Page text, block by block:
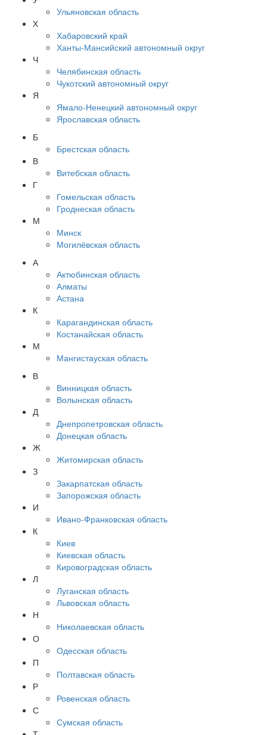
Ульяновская область
Х
Хабаровский край
Ханты-Мансийский автономный округ
Ч
Челябинская область
Чукотский автономный округ
Я
Ямало-Ненецкий автономный округ
Ярославская область
Б
Брестская область
В
Витебская область
Г
Гомельская область
Гроднеская область
М
Минск
Могилёвская область
А
Актюбинская область
Алматы
Астана
К
Карагандинская область
Костанайская область
М
Мангистауская область
В
Винницкая область
Волынская область
Д
Днепропетровская область
Донецкая область
Ж
Житомирская область
З
Закарпатская область
Запорожская область
И
Ивано-Франковская область
К
Киев
Киевская область
Кировоградская область
Л
Луганская область
Львовская область
Н
Николаевская область
О
Одесская область
П
Полтавская область
Р
Ровенская область
С
Сумская область